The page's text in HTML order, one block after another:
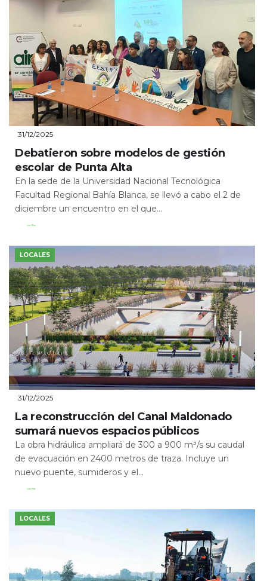
31/12/2025
Debatieron sobre modelos de gestión
escolar de Punta Alta
En la sede de la Universidad Nacional Tecnológica
Facultad Regional Bahía Blanca, se llevó a cabo el 2 de
diciembre un encuentro en el que...
Leer Más
LOCALES
31/12/2025
La reconstrucción del Canal Maldonado
sumará nuevos espacios públicos
La obra hidráulica ampliará de 300 a 900 m³/s su caudal
de evacuación en 2400 metros de traza. Incluye un
nuevo puente, sumideros y el...
Leer Más
LOCALES